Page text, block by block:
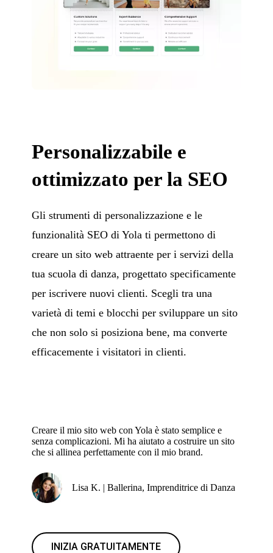
Personalizzabile e
ottimizzato per la SEO
Gli strumenti di personalizzazione e le
funzionalità SEO di Yola ti permettono di
creare un sito web attraente per i servizi della
tua scuola di danza, progettato specificamente
per iscrivere nuovi clienti. Scegli tra una
varietà di temi e blocchi per sviluppare un sito
che non solo si posiziona bene, ma converte
efficacemente i visitatori in clienti.
Creare il mio sito web con Yola è stato semplice e
senza complicazioni. Mi ha aiutato a costruire un sito
che si allinea perfettamente con il mio brand.
Lisa K. | Ballerina, Imprenditrice di Danza
INIZIA GRATUITAMENTE